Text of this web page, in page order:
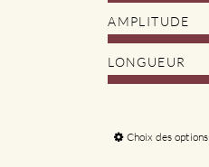
AMPLITUDE
LONGUEUR
Choix des options